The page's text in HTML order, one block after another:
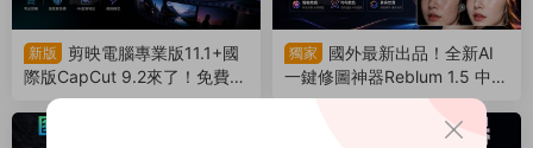
新版
剪映電腦專業版11.1+國
際版CapCut 9.2來了！免費導
出4k視頻！非預合成，版本互
通（260804）
獨家
國外最新出品！全新AI
一鍵修圖神器Reblum 1.5 中文
漢化版來了，支持批量，解放